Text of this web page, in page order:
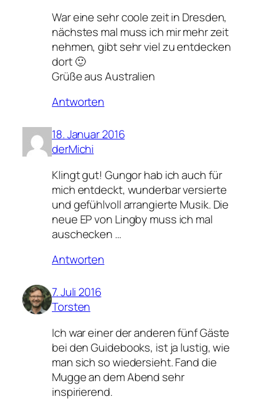
War eine sehr coole zeit in Dresden,
nächstes mal muss ich mir mehr zeit
nehmen, gibt sehr viel zu entdecken
dort 🙂
Grüße aus Australien
Antworten
18. Januar 2016
derMichi
Klingt gut! Gungor hab ich auch für
mich entdeckt, wunderbar versierte
und gefühlvoll arrangierte Musik. Die
neue EP von Lingby muss ich mal
auschecken …
Antworten
7. Juli 2016
Torsten
Ich war einer der anderen fünf Gäste
bei den Guidebooks, ist ja lustig, wie
man sich so wiedersieht. Fand die
Mugge an dem Abend sehr
inspirierend.